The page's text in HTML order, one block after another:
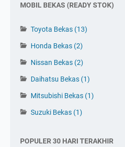
MOBIL BEKAS (READY STOK)
Toyota Bekas (13)
Honda Bekas (2)
Nissan Bekas (2)
Daihatsu Bekas (1)
Mitsubishi Bekas (1)
Suzuki Bekas (1)
POPULER 30 HARI TERAKHIR